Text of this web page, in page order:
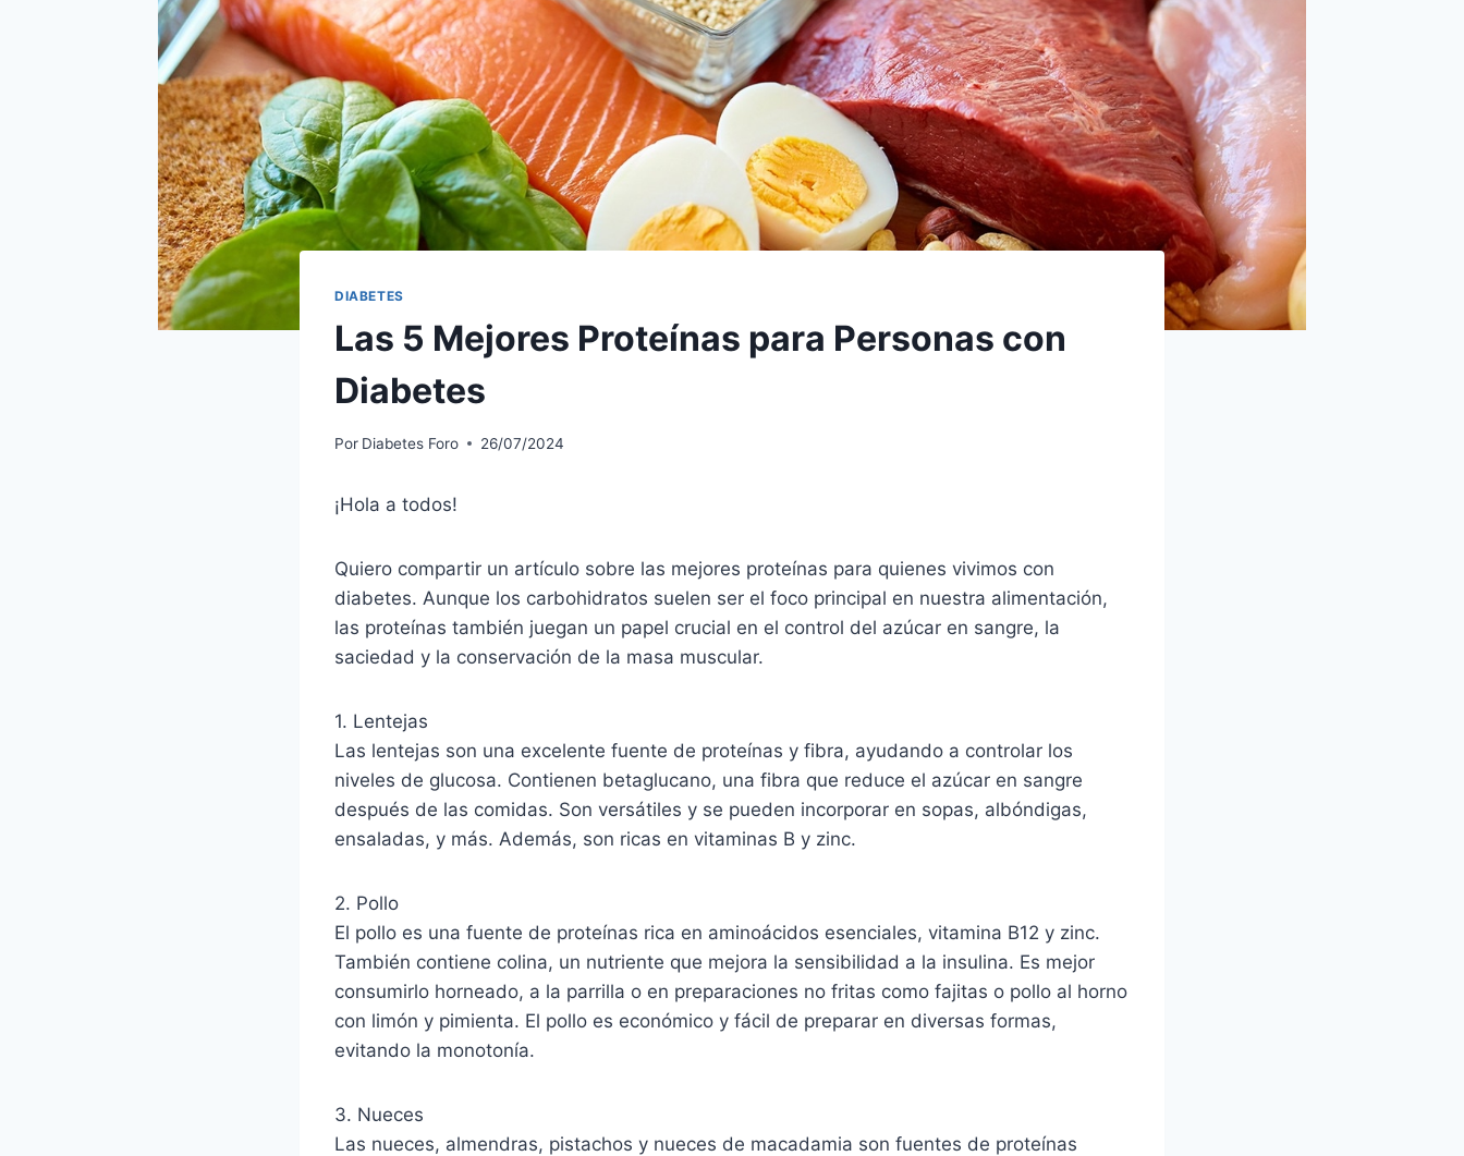
DIABETES
Las 5 Mejores Proteínas para Personas con
Diabetes
Por Diabetes Foro 26/07/2024
¡Hola a todos!
Quiero compartir un artículo sobre las mejores proteínas para quienes vivimos con
diabetes. Aunque los carbohidratos suelen ser el foco principal en nuestra alimentación,
las proteínas también juegan un papel crucial en el control del azúcar en sangre, la
saciedad y la conservación de la masa muscular.
1. Lentejas
Las lentejas son una excelente fuente de proteínas y fibra, ayudando a controlar los
niveles de glucosa. Contienen betaglucano, una fibra que reduce el azúcar en sangre
después de las comidas. Son versátiles y se pueden incorporar en sopas, albóndigas,
ensaladas, y más. Además, son ricas en vitaminas B y zinc.
2. Pollo
El pollo es una fuente de proteínas rica en aminoácidos esenciales, vitamina B12 y zinc.
También contiene colina, un nutriente que mejora la sensibilidad a la insulina. Es mejor
consumirlo horneado, a la parrilla o en preparaciones no fritas como fajitas o pollo al horno
con limón y pimienta. El pollo es económico y fácil de preparar en diversas formas,
evitando la monotonía.
3. Nueces
Las nueces, almendras, pistachos y nueces de macadamia son fuentes de proteínas